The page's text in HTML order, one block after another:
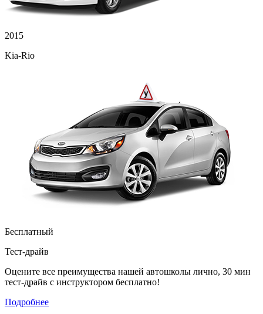
2015
Kia-Rio
Бесплатный
Тест-драйв
Оцените все преимущества нашей автошколы лично, 30 мин
тест-драйв с инструктором бесплатно!
Подробнее